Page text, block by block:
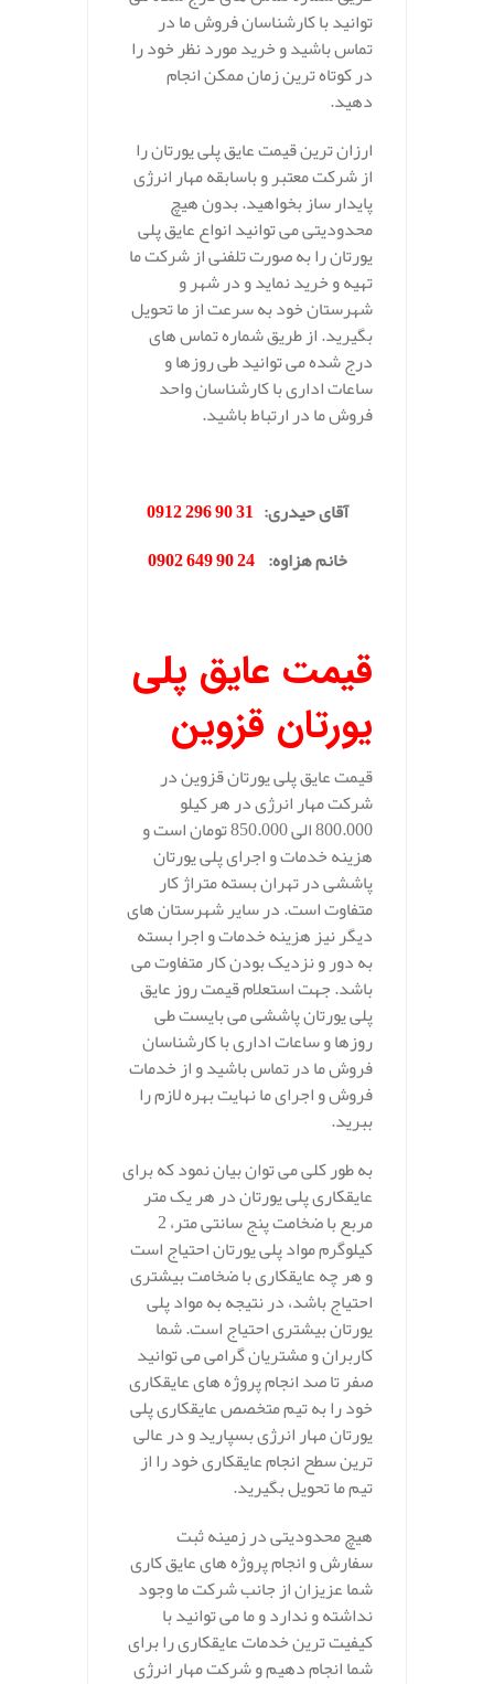
توانید با کارشناسان فروش ما در
تماس باشید و خرید مورد نظر خود را
در کوتاه ترین زمان ممکن انجام
دهید.
ارزان ترین قیمت عایق پلی یورتان را
از شرکت معتبر و باسابقه مهار انرژی
پایدار ساز بخواهید. بدون هیچ
محدودیتی می توانید انواع عایق پلی
یورتان را به صورت تلفنی از شرکت ما
تهیه و خرید نماید و در شهر و
شهرستان خود به سرعت از ما تحویل
بگیرید. از طریق شماره تماس های
درج شده می توانید طی روزها و
ساعات اداری با کارشناسان واحد
فروش ما در ارتباط باشید.
آقای حیدری:
31 90 296 0912
خانم هزاوه:
24 90 649 0902
قیمت عایق پلی
یورتان قزوین
قیمت عایق پلی یورتان قزوین در
شرکت مهار انرژی در هر کیلو
800.000 الی 850.000 تومان است و
هزینه خدمات و اجرای پلی یورتان
پاششی در تهران بسته متراژ کار
متفاوت است. در سایر شهرستان های
دیگر نیز هزینه خدمات و اجرا بسته
به دور و نزدیک بودن کار متفاوت می
باشد. جهت استعلام قیمت روز عایق
پلی یورتان پاششی می بایست طی
روزها و ساعات اداری با کارشناسان
فروش ما در تماس باشید و از خدمات
فروش و اجرای ما نهایت بهره لازم را
ببرید.
به طور کلی می توان بیان نمود که برای
عایقکاری پلی یورتان در هر یک متر
مربع با ضخامت پنج سانتی متر، 2
کیلوگرم مواد پلی یورتان احتیاج است
و هر چه عایقکاری با ضخامت بیشتری
احتیاج باشد، در نتیجه به مواد پلی
یورتان بیشتری احتیاج است. شما
کاربران و مشتریان گرامی می توانید
صفر تا صد انجام پروژه های عایقکاری
خود را به تیم متخصص عایقکاری پلی
یورتان مهار انرژی بسپارید و در عالی
ترین سطح انجام عایقکاری خود را از
تیم ما تحویل بگیرید.
هیچ محدودیتی در زمینه ثبت
سفارش و انجام پروژه های عایق کاری
شما عزیزان از جانب شرکت ما وجود
نداشته و ندارد و ما می توانید با
کیفیت ترین خدمات عایقکاری را برای
شما انجام دهیم و شرکت مهار انرژی